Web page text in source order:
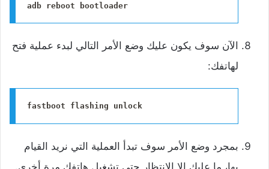
adb reboot bootloader
‌الآن سوف يكون عليك وضع الأمر التالي لبدء عملية فتح
لهاتفك:
fastboot flashing unlock
‌بمجرد وضع الأمر سوف تبدأ العملية التي نريد القيام
بها، ما عليك إلا الانتظار حتى تشغيل هاتفك مرة أخرى.